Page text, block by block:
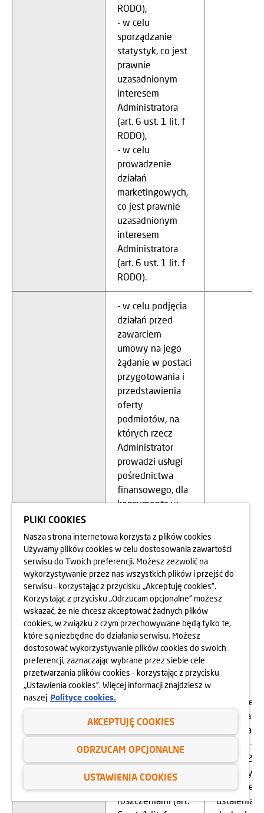
RODO),
- w celu
sporządzanie
statystyk, co jest
prawnie
uzasadnionym
interesem
Administratora
(art. 6 ust. 1 lit. f
RODO),
- w celu
prowadzenie
działań
marketingowych,
co jest prawnie
uzasadnionym
interesem
Administratora
(art. 6 ust. 1 lit. f
RODO).
- w celu podjęcia
działań przed
zawarciem
umowy na jego
żądanie w postaci
przygotowania i
przedstawienia
oferty
podmiotów, na
których rzecz
Administrator
prowadzi usługi
pośrednictwa
finansowego, dla
konsumenta w
przedstawienia
oferty kredytu i
pomoc w
uzyskaniu
takiego kredytu,
umowa może być
zawarta ustnie w
czasie spotkania z
przedstawicielem
Administratora
celem
przygotowania i
oferty (art. 6 ust.
1 lit. b RODO),
- w celu ustalenie,
dochodzenie lub
obrona przed
roszczeniami (art.
- w
podjęcia
przed
umowy –
okres 72
miesięcy,
- w
ustalenia,
PLIKI COOKIES
Nasza strona internetowa korzysta z plików cookies
Używamy plików cookies w celu dostosowania zawartości
serwisu do Twoich preferencji. Możesz zezwolić na
wykorzystywanie przez nas wszystkich plików i przejść do
serwisu – korzystając z przycisku „Akceptuję cookies”.
Korzystając z przycisku „Odrzucam opcjonalne” możesz
wskazać, że nie chcesz akceptować żadnych plików
cookies, w związku z czym przechowywane będą tylko te,
które są niezbędne do działania serwisu. Możesz
dostosować wykorzystywanie plików cookies do swoich
preferencji, zaznaczając wybrane przez siebie cele
przetwarzania plików cookies - korzystając z przycisku
„Ustawienia cookies”. Więcej informacji znajdziesz w
naszej Polityce cookies.
AKCEPTUJĘ COOKIES
ODRZUCAM OPCJONALNE
USTAWIENIA COOKIES